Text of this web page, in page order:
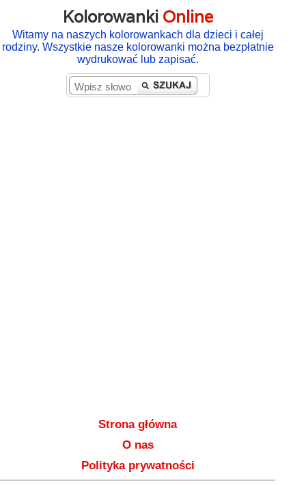
Kolorowanki Online
Witamy na naszych kolorowankach dla dzieci i całej
rodziny. Wszystkie nasze kolorowanki można bezpłatnie
wydrukować lub zapisać.
Strona główna
O nas
Polityka prywatności